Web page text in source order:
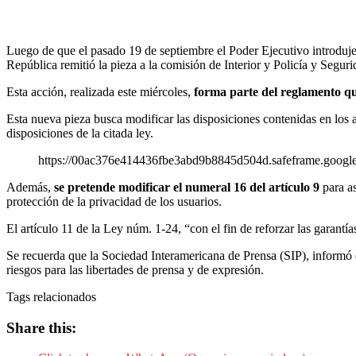
Luego de que el pasado 19 de septiembre el Poder Ejecutivo
República remitió la pieza a la comisión de Interior y Policía y
Esta acción, realizada este miércoles, forma parte del reglamento
Esta nueva pieza busca modificar las disposiciones contenidas en los
disposiciones de la citada ley.
https://
Además, se pretende modificar el numeral 16 del artículo 9 para
protección de la privacidad de los usuarios.
El artículo 11 de la Ley núm. 1-24, “con el fin de reforzar las
Se recuerda que la Sociedad Interamericana de Prensa (SIP),
riesgos para las libertades de prensa y de expresión.
Tags relacionados
Share this: